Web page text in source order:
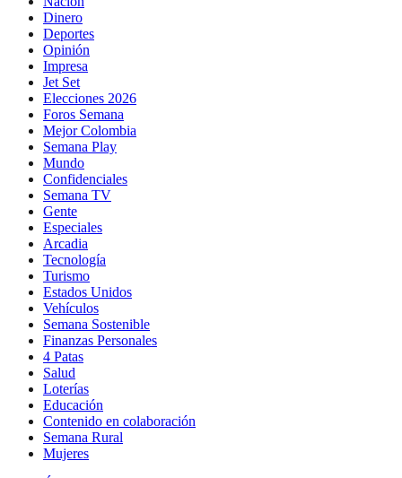
Dinero
Deportes
Opinión
Impresa
Jet Set
Elecciones 2026
Foros Semana
Mejor Colombia
Semana Play
Mundo
Confidenciales
Semana TV
Gente
Especiales
Arcadia
Tecnología
Turismo
Estados Unidos
Vehículos
Semana Sostenible
Finanzas Personales
4 Patas
Salud
Loterías
Educación
Contenido en colaboración
Semana Rural
Mujeres